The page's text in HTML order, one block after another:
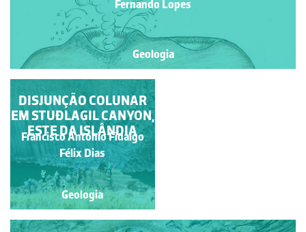
Fernando Lopes
Geologia
FORMAÇÃO DE UMA
ESCARPA BASÁLTICA
Fernando Lopes
Geologia
DISJUNÇÃO COLUNAR
EM STUÐLAGIL CANYON,
ESTE DA ISLÂNDIA
Francisco António Fidalgo
Félix Dias
Geologia